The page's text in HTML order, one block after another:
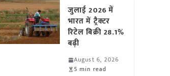
जुलाई 2026 में
भारत में ट्रैक्टर
रिटेल बिक्री 28.1%
बढ़ी
August 6, 2026
5 min read